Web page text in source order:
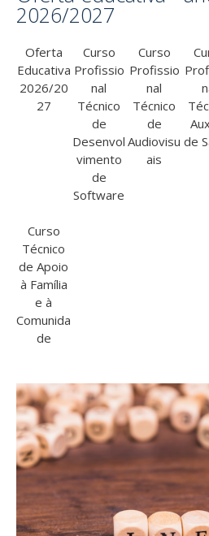
2026/2027
Oferta
Educativa
2026/20
27
Curso
Profissio
nal
Técnico
de
Desenvol
vimento
de
Software
Curso
Profissio
nal
Técnico
de
Audiovisu
ais
de
Curso
Técnico
de Apoio
à Família
e à
Comunida
de